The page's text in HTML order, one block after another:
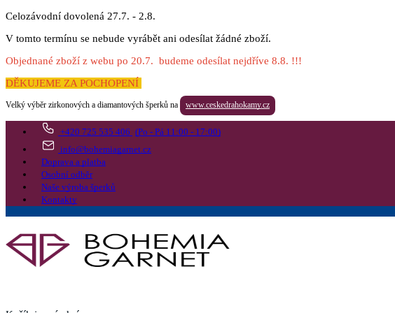
Celozávodní dovolená 27.7. - 2.8.
V tomto termínu se nebude vyrábět ani odesílat žádné zboží.
Objednané zboží z webu po 20.7. budeme odesílat nejdříve 8.8. !!!
DĚKUJEME ZA POCHOPENÍ
Velký výběr zirkonových a diamantových šperků na www.ceskedrahokamy.cz
+420 725 535 406 (Po - Pá 11:00 - 17:00)
info@bohemiagarnet.cz
Doprava a platba
Osobní odběr
Naše výroba šperků
Kontakty